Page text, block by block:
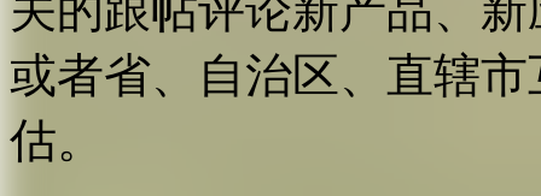
或者省、自治区、直辖
估。